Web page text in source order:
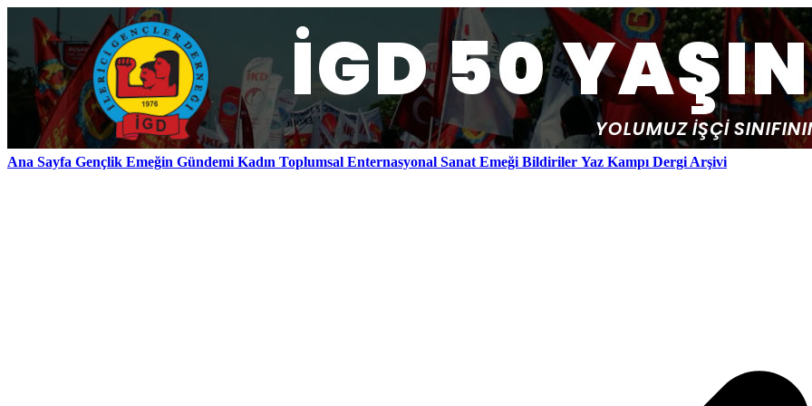
Ana Sayfa Gençlik Emeğin Gündemi Kadın Toplumsal Enternasyonal Sanat Emeği Bildiriler Yaz Kampı Dergi Arşivi